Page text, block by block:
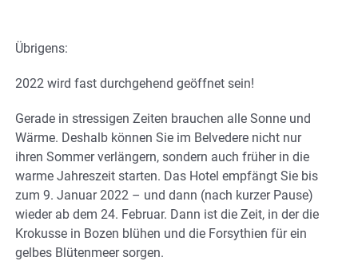
Übrigens:
2022 wird fast durchgehend geöffnet sein!
Gerade in stressigen Zeiten brauchen alle Sonne und
Wärme. Deshalb können Sie im Belvedere nicht nur
ihren Sommer verlängern, sondern auch früher in die
warme Jahreszeit starten. Das Hotel empfängt Sie bis
zum 9. Januar 2022 – und dann (nach kurzer Pause)
wieder ab dem 24. Februar. Dann ist die Zeit, in der die
Krokusse in Bozen blühen und die Forsythien für ein
gelbes Blütenmeer sorgen.